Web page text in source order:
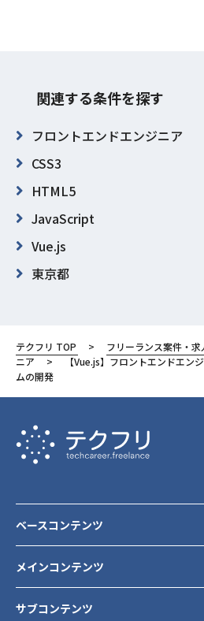
関連する条件を探す
フロントエンドエンジニア
CSS3
HTML5
JavaScript
Vue.js
東京都
テクフリ TOP フリーランス案件・求
ニア
【Vue.js】フロントエンドエン
ムの開発
メインコンテンツ
サブコンテンツ
ベースコンテンツ